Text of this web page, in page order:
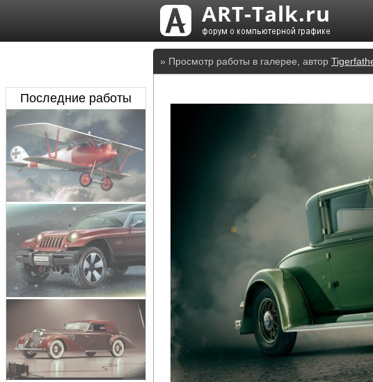
» Просмотр работы в галерее, автор
Последние работы